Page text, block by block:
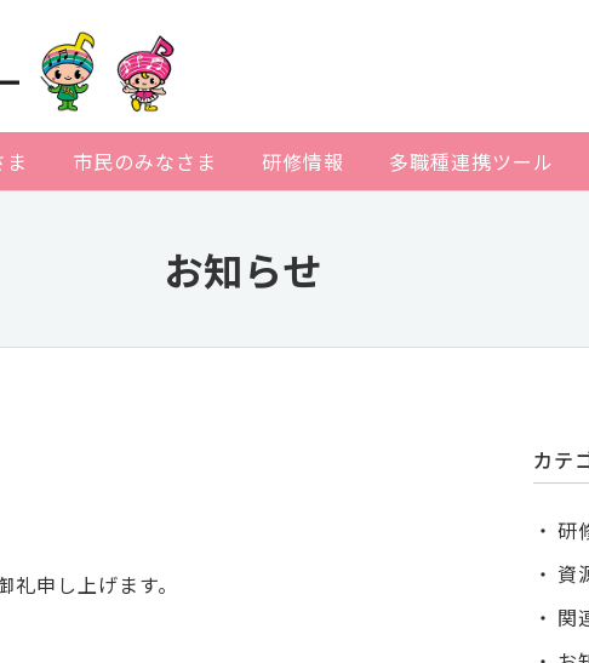
市民のみなさま 研修情報 多職種連携ツール
お知らせ
申し上げます。
カテ
研
資
関